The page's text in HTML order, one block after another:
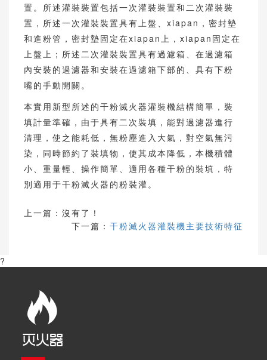
置。所述灌裝裝置包括一次灌裝裝置和二次灌裝裝
置，所述一次灌裝裝置具有上盤、xiapan，密封墊
和進粉管，密封墊固定在xiapan上，xiapan固定在
上盤上；所述二次灌裝裝置具有過濾箱、在過濾箱
內安裝的過濾器和安裝在過濾箱下部的、具有下粉
嘴的手動開關。
本實用新型所述的干粉滅火器灌裝機結構簡單，裝
填計量準確，由于具有二次裝填，能對過濾器進行
清理，使之能耗低，無粉塵進入大氣，對空氣無污
染，同時節約了裝填物，使其成本降低，本機積體
小、重量輕、操作簡單、適用各種干粉的裝填，特
別適用于干粉滅火器的粉裝灌。
上一篇：沒有了！
下一篇： 干粉滅火器灌裝機主要技術特征
?